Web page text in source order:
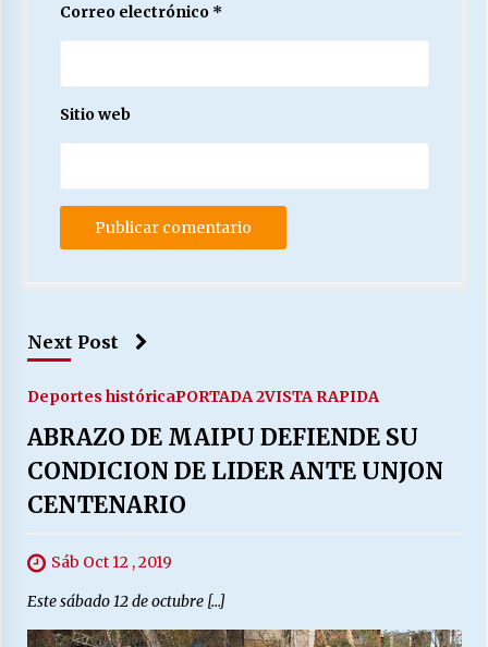
Correo electrónico *
Sitio web
Next Post
Deportes históricaPORTADA 2VISTA RAPIDA
ABRAZO DE MAIPU DEFIENDE SU
CONDICION DE LIDER ANTE UNJON
CENTENARIO
Sáb Oct 12 , 2019
Este sábado 12 de octubre […]